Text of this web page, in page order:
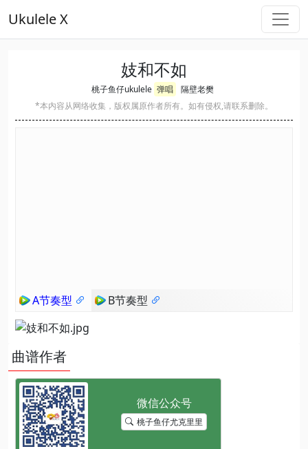
Ukulele X
妓和不如
桃子鱼仔ukulele 弹唱
隔壁老樊
*本内容从网络收集，版权属原作者所有。如有侵权,请联系删除。
A节奏型 B节奏型
曲谱作者
桃子鱼仔尤克里里